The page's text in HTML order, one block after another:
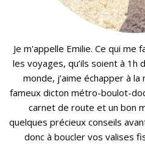
Je m'appelle Emilie. Ce qui
les voyages, qu’ils soient à 1h
monde, j’aime échapper à
fameux dicton métro-boulot-
carnet de route et un bon
quelques précieux conseils
donc à boucler vos valises